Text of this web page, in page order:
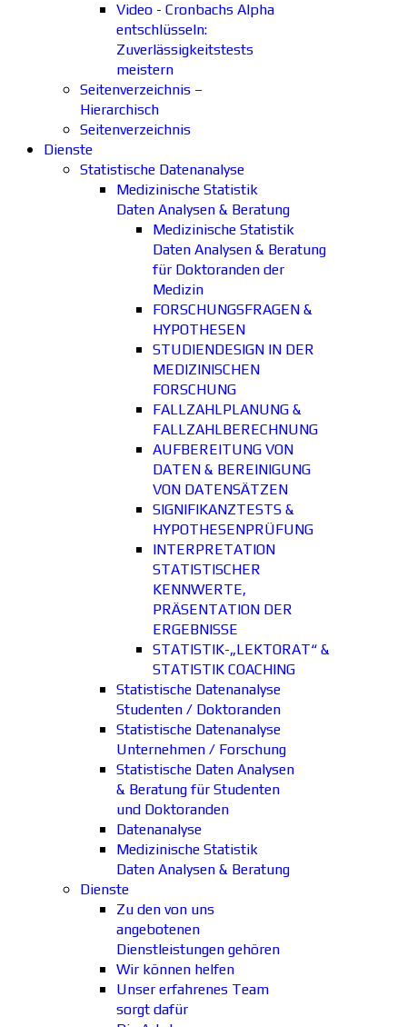
Video - Cronbachs Alpha
entschlüsseln:
Zuverlässigkeitstests
meistern
Seitenverzeichnis –
Hierarchisch
Seitenverzeichnis
Dienste
Statistische Datenanalyse
Medizinische Statistik
Daten Analysen & Beratung
Medizinische Statistik
Daten Analysen & Beratung
für Doktoranden der
Medizin
FORSCHUNGSFRAGEN &
HYPOTHESEN
STUDIENDESIGN IN DER
MEDIZINISCHEN
FORSCHUNG
FALLZAHLPLANUNG &
FALLZAHLBERECHNUNG
AUFBEREITUNG VON
DATEN & BEREINIGUNG
VON DATENSÄTZEN
SIGNIFIKANZTESTS &
HYPOTHESENPRÜFUNG
INTERPRETATION
STATISTISCHER
KENNWERTE,
PRÄSENTATION DER
ERGEBNISSE
STATISTIK-„LEKTORAT“ &
STATISTIK COACHING
Statistische Datenanalyse
Studenten / Doktoranden
Statistische Datenanalyse
Unternehmen / Forschung
Statistische Daten Analysen
& Beratung für Studenten
und Doktoranden
Datenanalyse
Medizinische Statistik
Daten Analysen & Beratung
Dienste
Zu den von uns
angebotenen
Dienstleistungen gehören
Wir können helfen
Unser erfahrenes Team
sorgt dafür